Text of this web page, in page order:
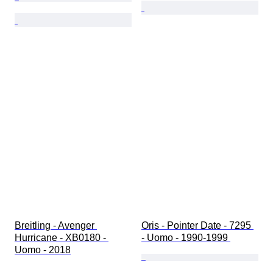
Breitling - Avenger
Hurricane - XB0180 -
Uomo - 2018
Oris - Pointer Date - 7295
- Uomo - 1990-1999